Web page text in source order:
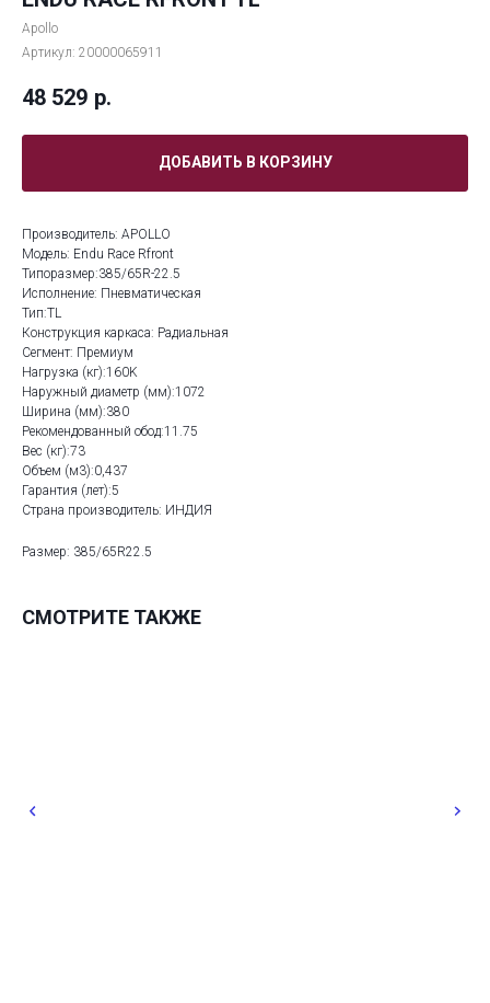
Apollo
Артикул: 20000065911
48 529 р.
ДОБАВИТЬ В КОРЗИНУ
Производитель: APOLLO
Модель: Endu Race Rfront
Типоразмер:385/65R-22.5
Исполнение: Пневматическая
Тип:TL
Конструкция каркаса: Радиальная
Сегмент: Премиум
Нагрузка (кг):160K
Наружный диаметр (мм):1072
Ширина (мм):380
Рекомендованный обод:11.75
Вес (кг):73
Объем (м3):0,437
Гарантия (лет):5
Страна производитель: ИНДИЯ
Размер: 385/65R22.5
СМОТРИТЕ ТАКЖЕ